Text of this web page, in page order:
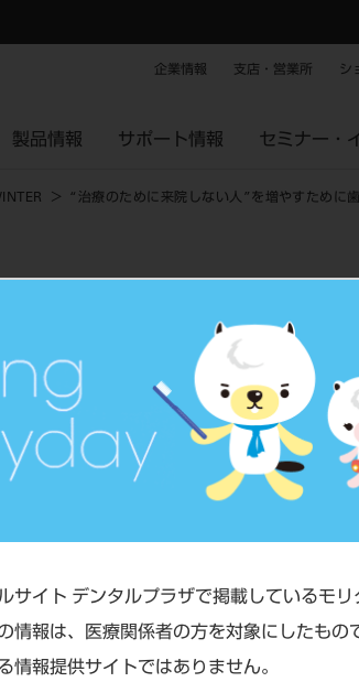
サイト デンタルプラザで掲載しているモリ
情報は、医療関係者の方を対象にしたもの
情報提供サイトではありません。
企業情報 支店・営業所 シ
製品情報 サポート情報 セミナー・
“治療のために来院しない人”を増やすために
すために歯科医師ができる
事長・院長 山本 エレナ